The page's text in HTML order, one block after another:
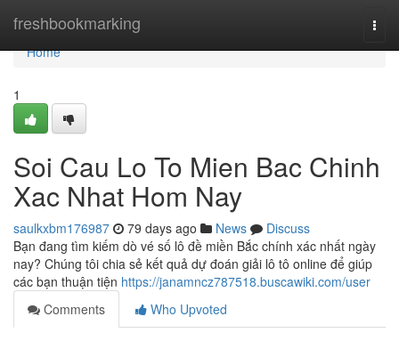
freshbookmarking
Home
Home
1
Soi Cau Lo To Mien Bac Chinh
Xac Nhat Hom Nay
saulkxbm176987 79 days ago News
Discuss
Bạn đang tìm kiếm dò vé số lô đề miền Bắc chính xác nhất ngày
nay? Chúng tôi chia sẻ kết quả dự đoán giải lô tô online để giúp
các bạn thuận tiện https://janamncz787518.buscawiki.com/user
Comments
Who Upvoted